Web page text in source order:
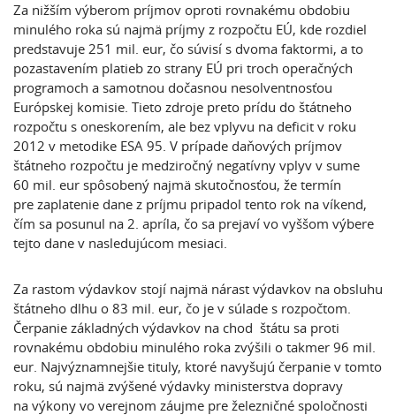
Za nižším výberom príjmov oproti rovnakému obdobiu
minulého roka sú najmä príjmy z rozpočtu EÚ, kde rozdiel
predstavuje 251 mil. eur, čo súvisí s dvoma faktormi, a to
pozastavením platieb zo strany EÚ pri troch operačných
programoch a samotnou dočasnou nesolventnosťou
Európskej komisie. Tieto zdroje preto prídu do štátneho
rozpočtu s oneskorením, ale bez vplyvu na deficit v roku
2012 v metodike ESA 95. V prípade daňových príjmov
štátneho rozpočtu je medziročný negatívny vplyv v sume
60 mil. eur spôsobený najmä skutočnosťou, že termín
pre zaplatenie dane z príjmu pripadol tento rok na víkend,
čím sa posunul na 2. apríla, čo sa prejaví vo vyššom výbere
tejto dane v nasledujúcom mesiaci.
Za rastom výdavkov stojí najmä nárast výdavkov na obsluhu
štátneho dlhu o 83 mil. eur, čo je v súlade s rozpočtom.
Čerpanie základných výdavkov na chod štátu sa proti
rovnakému obdobiu minulého roka zvýšili o takmer 96 mil.
eur. Najvýznamnejšie tituly, ktoré navyšujú čerpanie v tomto
roku, sú najmä zvýšené výdavky ministerstva dopravy
na výkony vo verejnom záujme pre železničné spoločnosti